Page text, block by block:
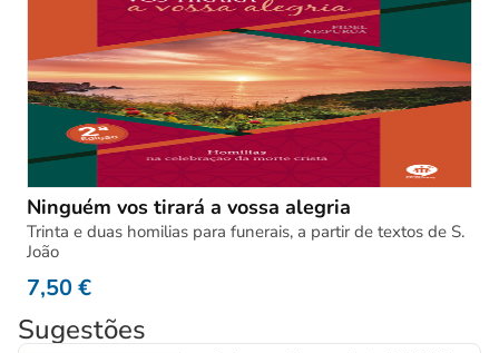
Ninguém vos tirará a vossa alegria
Trinta e duas homilias para funerais, a partir de textos de S.
João
7,50€
Sugestões